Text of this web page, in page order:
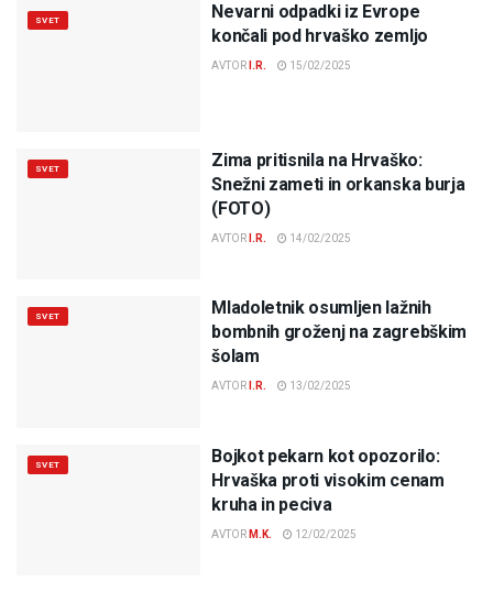
SVET
Nevarni odpadki iz Evrope
končali pod hrvaško zemljo
AVTOR I.R. 15/02/2025
SVET
Zima pritisnila na Hrvaško:
Snežni zameti in orkanska burja
(FOTO)
AVTOR I.R. 14/02/2025
SVET
Mladoletnik osumljen lažnih
bombnih groženj na zagrebškim
šolam
AVTOR I.R. 13/02/2025
SVET
Bojkot pekarn kot opozorilo:
Hrvaška proti visokim cenam
kruha in peciva
AVTOR M.K. 12/02/2025